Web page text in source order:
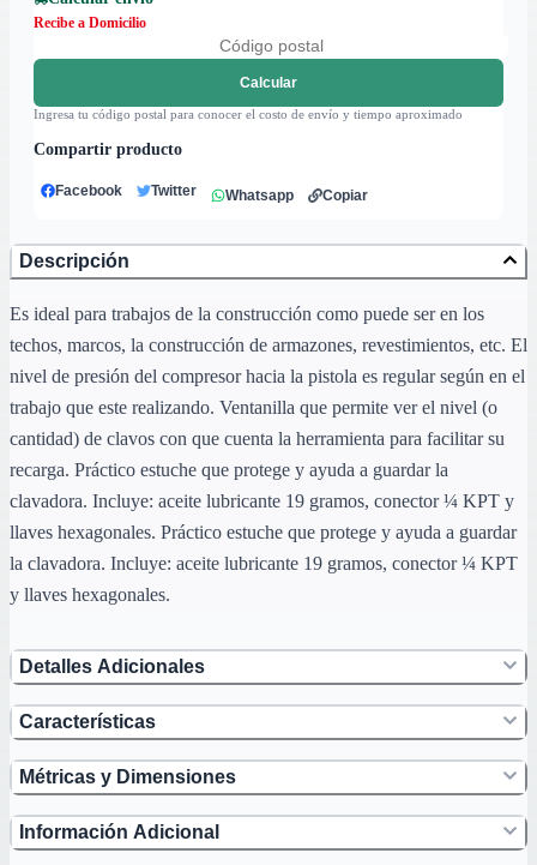
Recibe a Domicilio
Calcular
Ingresa tu código postal para conocer el costo de envío y tiempo aproximado
Compartir producto
Facebook Twitter Whatsapp Copiar
Descripción
Es ideal para trabajos de la construcción como puede ser en los
techos, marcos, la construcción de armazones, revestimientos, etc. El
nivel de presión del compresor hacia la pistola es regular según en el
trabajo que este realizando. Ventanilla que permite ver el nivel (o
cantidad) de clavos con que cuenta la herramienta para facilitar su
recarga. Práctico estuche que protege y ayuda a guardar la
clavadora. Incluye: aceite lubricante 19 gramos, conector ¼ KPT y
llaves hexagonales. Práctico estuche que protege y ayuda a guardar
la clavadora. Incluye: aceite lubricante 19 gramos, conector ¼ KPT
y llaves hexagonales.
Detalles Adicionales
Características
Métricas y Dimensiones
Información Adicional